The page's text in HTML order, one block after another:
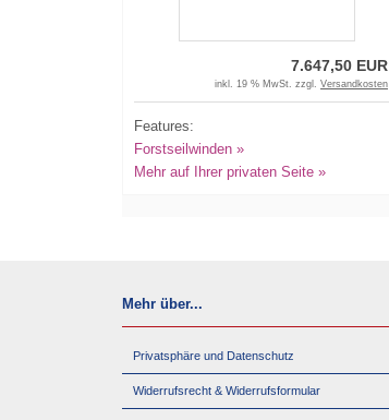
7.647,50 EUR
inkl. 19 % MwSt. zzgl. Versandkosten
Features:
Forstseilwinden »
Mehr auf Ihrer privaten Seite »
Mehr über...
Privatsphäre und Datenschutz
Widerrufsrecht & Widerrufsformular